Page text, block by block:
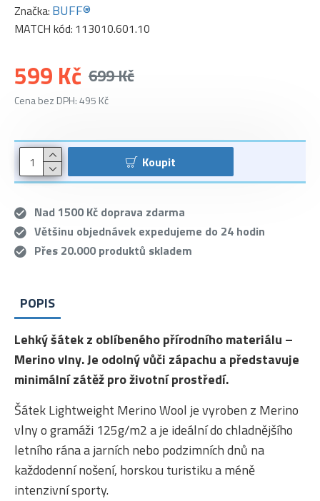
599 Kč 699 Kč
Cena bez DPH: 495 Kč
Značka: BUFF®
MATCH kód: 113010.601.10
Koupit
Nad 1500 Kč doprava zdarma
Většinu objednávek expedujeme do 24 hodin
Přes 20.000 produktů skladem
POPIS
Lehký šátek z oblíbeného přírodního materiálu –
Merino vlny. Je odolný vůči zápachu a představuje
minimální zátěž pro životní prostředí.
Šátek Lightweight Merino Wool je vyroben z Merino
vlny o gramáži 125g/m2 a je ideální do chladnějšího
letního rána a jarních nebo podzimních dnů na
každodenní nošení, horskou turistiku a méně
intenzivní sporty.